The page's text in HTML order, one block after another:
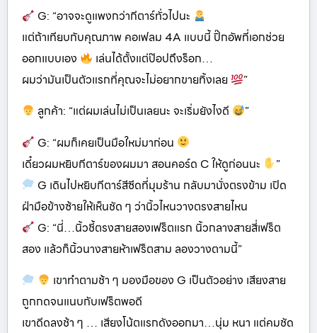
G: “อาจจะดูแพงกว่ากีตาร์ทั่วไปนะ
แต่ถ้าเทียบกับคุณภาพ คอเฟลม 4A แบบนี้ ปิ๊กอัพที่เอกช่วย
ออกแบบเอง
เล่นได้ตั้งแต่ป๊อปถึงร็อก…
ผมว่ามันเป็นตัวแรกที่คุณจะไม่อยากขายทิ้งเลย
”
ลูกค้า: “แต่ผมเล่นไม่เป็นเลยนะ จะเริ่มยังไงดี
”
G: “ผมก็เคยเป็นมือใหม่มาก่อน
เดี๋ยวผมหยิบกีตาร์ของผมมา สอนคอร์ด C ให้ดูก่อนนะ
”
G เดินไปหยิบกีตาร์สีซีดที่มุมร้าน กลับมานั่งตรงข้าม เปิด
ฝ่ามือข้างซ้ายให้เห็นชัด ๆ ว่านิ้วไหนวางตรงสายไหน
G: “นี่…นิ้วชี้ตรงสายสองเฟร็ตแรก นิ้วกลางสายสี่เฟร็ต
สอง แล้วก็นิ้วนางสายห้าเฟร็ตสาม ลองวางตามนี้”
เขาทำตามช้า ๆ มองมือของ G เป็นตัวอย่าง เสียงสาย
ถูกกดจนแนบกับเฟร็ตพอดี
เขาดีดลงช้า ๆ … เสียงโน้ตแรกดังออกมา…นุ่ม หนา แต่คมชัด